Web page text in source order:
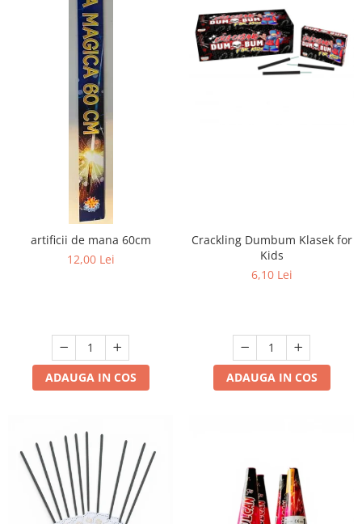
artificii de mana 60cm
12,00 Lei
ADAUGA IN COS
Crackling Dumbum Klasek for
Kids
6,10 Lei
ADAUGA IN COS